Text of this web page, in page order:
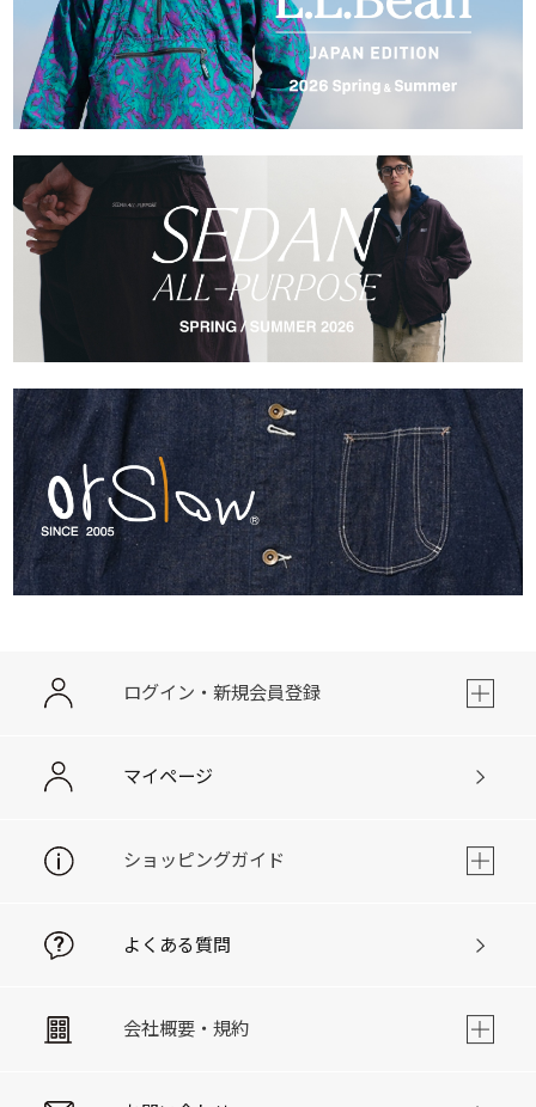
ログイン・新規会員登録
マイページ
ショッピングガイド
よくある質問
会社概要・規約